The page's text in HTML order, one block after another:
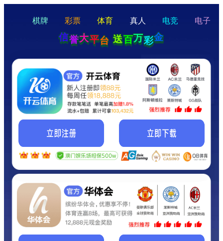
hello
Hey Guys!
我们即将上线啦...